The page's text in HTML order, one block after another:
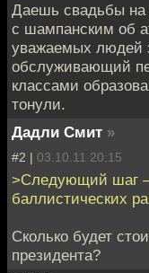
Даешь свадьбы на
с шампанским об
уважаемых людей
обслуживающий
классами
тонули.
Дадли Смит »
#2 | 03.10.11 20:15
>Следующий шаг
баллистических
Сколько будет
президента?